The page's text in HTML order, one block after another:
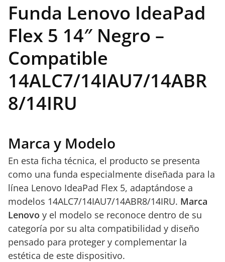
Funda Lenovo IdeaPad
Flex 5 14″ Negro –
Compatible
14ALC7/14IAU7/14ABR
8/14IRU
Marca y Modelo
En esta ficha técnica, el producto se presenta
como una funda especialmente diseñada para la
línea Lenovo IdeaPad Flex 5, adaptándose a
modelos 14ALC7/14IAU7/14ABR8/14IRU. Marca
Lenovo y el modelo se reconoce dentro de su
categoría por su alta compatibilidad y diseño
pensado para proteger y complementar la
estética de este dispositivo.